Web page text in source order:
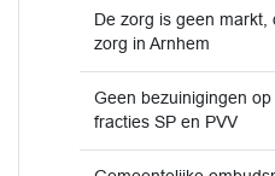
De zorg is geen
zorg in Arnhem
Geen bezuinigingen
fracties SP en PVV